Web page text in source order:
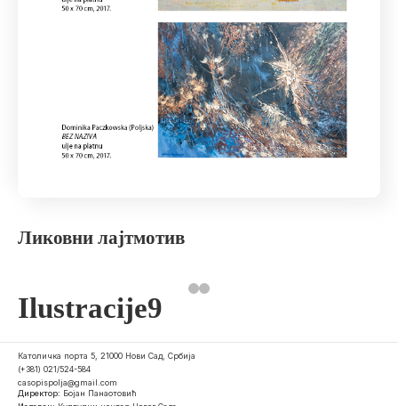
Ликовни лајтмотив
Ilustracije9
Католичка порта 5, 21000 Нови Сад, Србија
(+381) 021/524-584
casopispolja@gmail.com
Директор: Бојан Панаотовић